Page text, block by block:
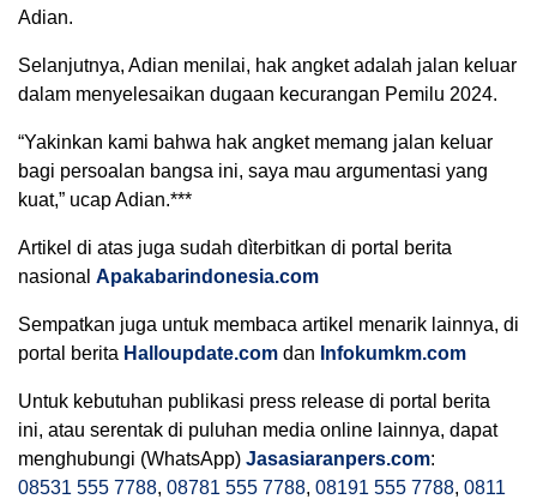
Adian.
Selanjutnya, Adian menilai, hak angket adalah jalan keluar
dalam menyelesaikan dugaan kecurangan Pemilu 2024.
“Yakinkan kami bahwa hak angket memang jalan keluar
bagi persoalan bangsa ini, saya mau argumentasi yang
kuat,” ucap Adian.***
Artikel di atas juga sudah dìterbitkan di portal berita
nasional Apakabarindonesia.com
Sempatkan juga untuk membaca artikel menarik lainnya, di
portal berita Halloupdate.com dan Infokumkm.com
Untuk kebutuhan publikasi press release di portal berita
ini, atau serentak di puluhan media online lainnya, dapat
menghubungi (WhatsApp) Jasasiaranpers.com:
08531 555 7788, 08781 555 7788, 08191 555 7788, 0811